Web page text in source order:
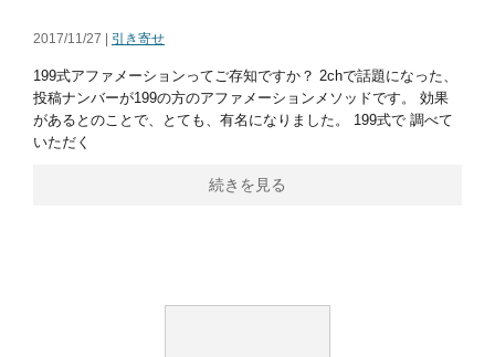
2017/11/27 | 引き寄せ
199式アファメーションってご存知ですか？ 2chで話題になった、
投稿ナンバーが199の方のアファメーションメソッドです。 効果
があるとのことで、とても、有名になりました。 199式で 調べて
いただく
続きを見る